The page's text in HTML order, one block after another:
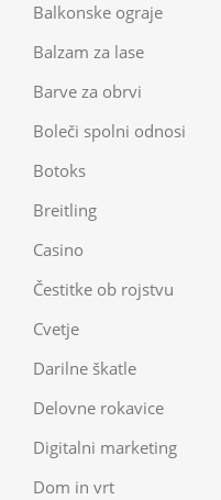
Balkonske ograje
Balzam za lase
Barve za obrvi
Boleči spolni odnosi
Botoks
Breitling
Casino
Čestitke ob rojstvu
Cvetje
Darilne škatle
Delovne rokavice
Digitalni marketing
Dom in vrt